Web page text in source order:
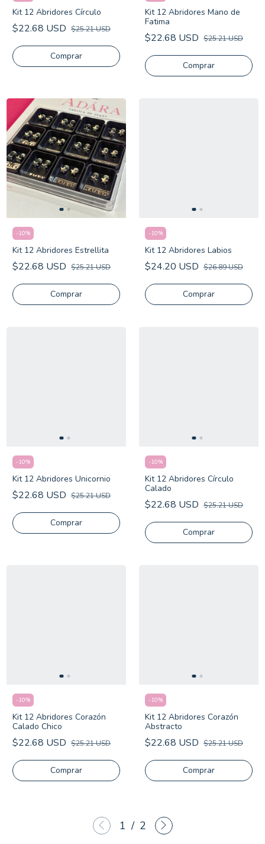
Kit 12 Abridores Círculo
$22.68 USD $25.21 USD
Kit 12 Abridores Mano de
Fatima
$22.68 USD $25.21 USD
-10%
Kit 12 Abridores Estrellita
$22.68 USD $25.21 USD
-10%
Kit 12 Abridores Labios
$24.20 USD $26.89 USD
-10%
Kit 12 Abridores Unicornio
$22.68 USD $25.21 USD
-10%
Kit 12 Abridores Círculo
Calado
$22.68 USD $25.21 USD
-10%
Kit 12 Abridores Corazón
Calado Chico
$22.68 USD $25.21 USD
-10%
Kit 12 Abridores Corazón
Abstracto
$22.68 USD $25.21 USD
1 / 2